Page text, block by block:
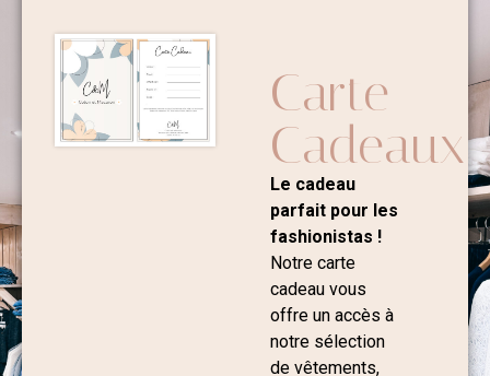
Carte
Cadeaux
Le cadeau
parfait pour les
fashionistas !
Notre carte
cadeau vous
offre un accès à
notre sélection
de vêtements,